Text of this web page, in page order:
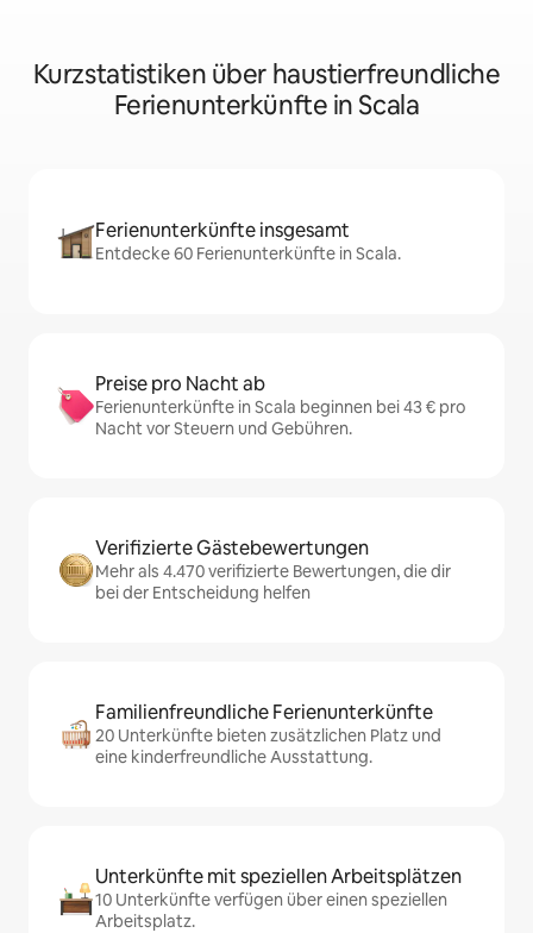
Kurzstatistiken über haustierfreundliche
Ferienunterkünfte in Scala
Ferienunterkünfte insgesamt
Entdecke 60 Ferienunterkünfte in Scala.
Preise pro Nacht ab
Ferienunterkünfte in Scala beginnen bei 43 € pro
Nacht vor Steuern und Gebühren.
Verifizierte Gästebewertungen
Mehr als 4.470 verifizierte Bewertungen, die dir
bei der Entscheidung helfen
Familienfreundliche Ferienunterkünfte
20 Unterkünfte bieten zusätzlichen Platz und
eine kinderfreundliche Ausstattung.
Unterkünfte mit speziellen Arbeitsplätzen
10 Unterkünfte verfügen über einen speziellen
Arbeitsplatz.